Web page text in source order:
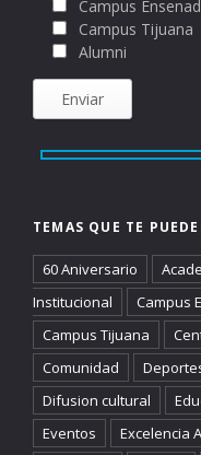
Campus
Campus Tijuana
Alumni
TEMAS QUE TE
60 Aniversario
Institucional
Campus
Campus Tijuana
Comunidad
Difusion cultural
Eventos
Excelencia